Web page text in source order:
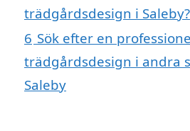
trädgårdsdesign i Saleby?
6 Sök efter en
trädgårdsdesign i andra
Saleby